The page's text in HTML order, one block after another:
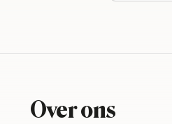
Over ons